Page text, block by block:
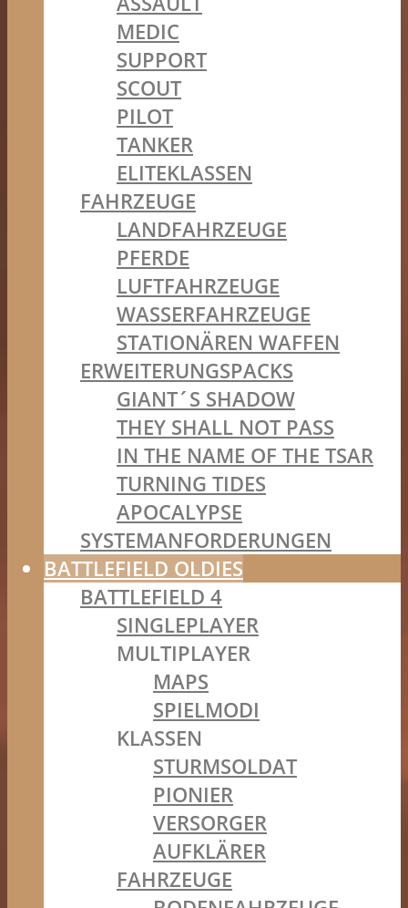
MEDIC
SUPPORT
SCOUT
PILOT
TANKER
ELITEKLASSEN
FAHRZEUGE
LANDFAHRZEUGE
PFERDE
LUFTFAHRZEUGE
WASSERFAHRZEUGE
STATIONÄREN WAFFEN
ERWEITERUNGSPACKS
GIANT´S SHADOW
THEY SHALL NOT PASS
IN THE NAME OF THE TSAR
TURNING TIDES
APOCALYPSE
SYSTEMANFORDERUNGEN
BATTLEFIELD OLDIES
BATTLEFIELD 4
SINGLEPLAYER
MULTIPLAYER
MAPS
SPIELMODI
KLASSEN
STURMSOLDAT
PIONIER
VERSORGER
AUFKLÄRER
FAHRZEUGE